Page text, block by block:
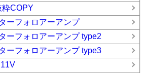
COPY
ーフォロアーアンプ
フォロアーアンプ type2
フォロアーアンプ type3